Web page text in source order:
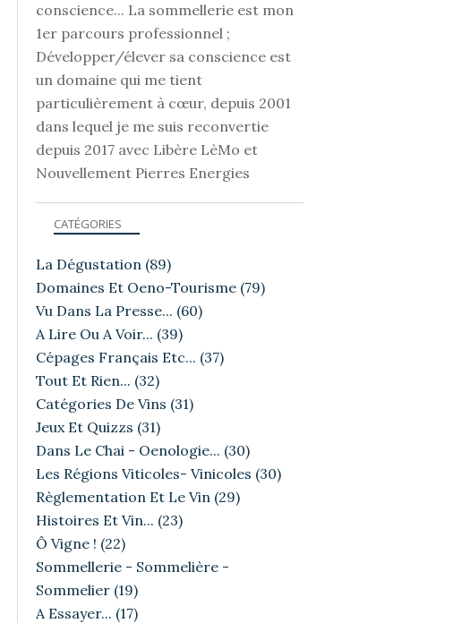
conscience... La sommellerie est mon
1er parcours professionnel ;
Développer/élever sa conscience est
un domaine qui me tient
particulièrement à cœur, depuis 2001
dans lequel je me suis reconvertie
depuis 2017 avec Libère LèMo et
Nouvellement Pierres Energies
CATÉGORIES
La Dégustation (89)
Domaines Et Oeno-Tourisme (79)
Vu Dans La Presse... (60)
A Lire Ou A Voir... (39)
Cépages Français Etc... (37)
Tout Et Rien... (32)
Catégories De Vins (31)
Jeux Et Quizzs (31)
Dans Le Chai - Oenologie... (30)
Les Régions Viticoles- Vinicoles (30)
Règlementation Et Le Vin (29)
Histoires Et Vin... (23)
Ô Vigne ! (22)
Sommellerie - Sommelière -
Sommelier (19)
A Essayer... (17)